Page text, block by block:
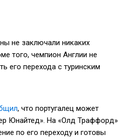
не заключали никаких
того, чемпион Англии не
его перехода с туринским
, что португалец может
Юнайтед». На «Олд Траффорд»
по его переходу и готовы